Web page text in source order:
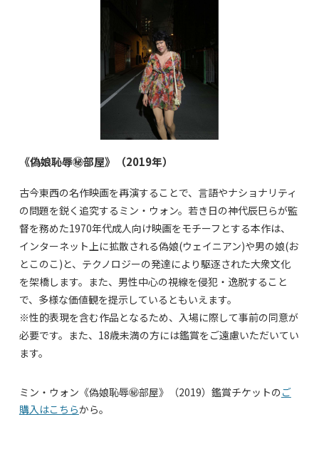
《偽娘恥辱㊙部屋》（2019年）
古今東西の名作映画を再演することで、言語やナショナリティ
の問題を鋭く追究するミン・ウォン。若き日の神代辰巳らが監
督を務めた1970年代成人向け映画をモチーフとする本作は、
インターネット上に拡散される偽娘(ウェイニアン)や男の娘(お
とこのこ)と、テクノロジーの発達により駆逐された大衆文化
を架橋します。また、男性中心の視線を侵犯・逸脱すること
で、多様な価値観を提示しているともいえます。
※性的表現を含む作品となるため、入場に際して事前の同意が
必要です。また、18歳未満の方には鑑賞をご遠慮いただいてい
ます。
ミン・ウォン《偽娘恥辱㊙部屋》（2019）鑑賞チケットのご
購入はこちらから。